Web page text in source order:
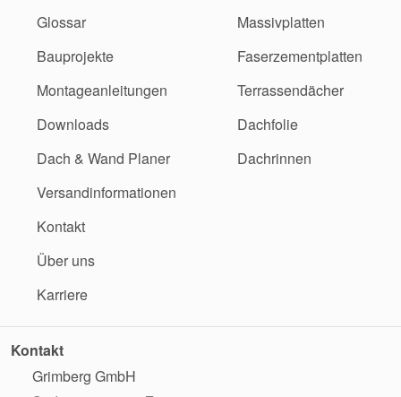
Glossar
Bauprojekte
Montageanleitungen
Downloads
Dach & Wand Planer
Versandinformationen
Kontakt
Über uns
Karriere
Massivplatten
Faserzementplatten
Terrassendächer
Dachfolie
Dachrinnen
Kontakt
Grimberg GmbH